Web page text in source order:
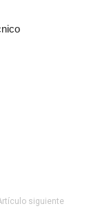
siguiente